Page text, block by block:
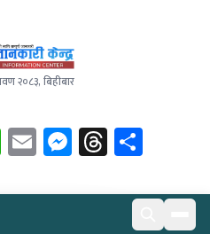
२०८३, बिहीबार
WhatsApp
EmailMessenger
Threads